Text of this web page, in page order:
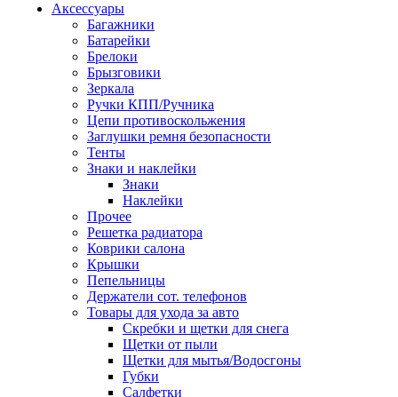
Аксессуары
Багажники
Батарейки
Брелоки
Брызговики
Зеркала
Ручки КПП/Ручника
Цепи противоскольжения
Заглушки ремня безопасности
Тенты
Знаки и наклейки
Знаки
Наклейки
Прочее
Решетка радиатора
Коврики салона
Крышки
Пепельницы
Держатели сот. телефонов
Товары для ухода за авто
Скребки и щетки для снега
Щетки от пыли
Щетки для мытья/Водосгоны
Губки
Салфетки